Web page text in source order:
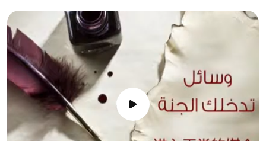
وتأثيراتها الصحية والروحية العميقة. نقدم لك إضاءات
قيمة وإرشادات عملية لكيفية التخلص من التدخين
والابتعاد عن جميع أضراره. محور إرشادي لكل من يبحث
عن النجاة والوضوح.